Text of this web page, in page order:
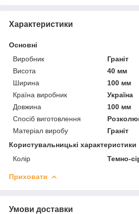
Характеристики
Основні
Виробник
Граніт
Висота
40 мм
Ширина
100 мм
Країна виробник
Україна
Довжина
100 мм
Спосіб виготовлення
Матеріал виробу
Граніт
Користувальницькі характеристики
Колір
Темно-
Приховати
Умови доставки